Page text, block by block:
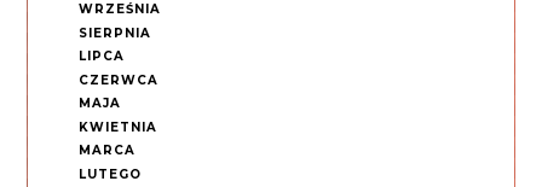
WRZEŚNIA
SIERPNIA
LIPCA
CZERWCA
MAJA
KWIETNIA
MARCA
LUTEGO